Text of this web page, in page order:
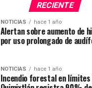
RECIENTE
NOTICIAS hace 1 año
Alertan sobre aumento de
por uso prolongado de
NOTICIAS hace 1 año
Incendio forestal en límites